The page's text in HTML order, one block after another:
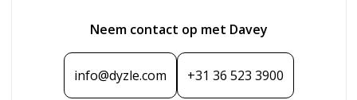
Neem contact op met Davey
info@dyzle.com +31 36 523 3900